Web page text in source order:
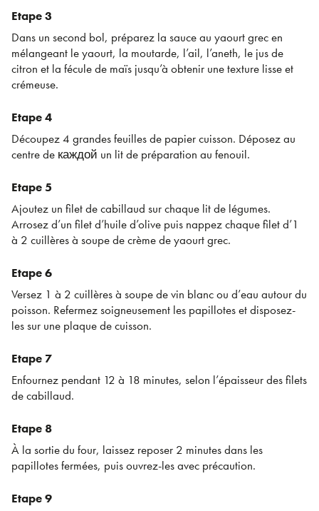
Etape 3
Dans un second bol, préparez la sauce au yaourt grec en
mélangeant le yaourt, la moutarde, l’ail, l’aneth, le jus de
citron et la fécule de maïs jusqu’à obtenir une texture lisse et
crémeuse.
Etape 4
Découpez 4 grandes feuilles de papier cuisson. Déposez au
centre de каждой un lit de préparation au fenouil.
Etape 5
Ajoutez un filet de cabillaud sur chaque lit de légumes.
Arrosez d’un filet d’huile d’olive puis nappez chaque filet d’1
à 2 cuillères à soupe de crème de yaourt grec.
Etape 6
Versez 1 à 2 cuillères à soupe de vin blanc ou d’eau autour du
poisson. Refermez soigneusement les papillotes et disposez-
les sur une plaque de cuisson.
Etape 7
Enfournez pendant 12 à 18 minutes, selon l’épaisseur des filets
de cabillaud.
Etape 8
À la sortie du four, laissez reposer 2 minutes dans les
papillotes fermées, puis ouvrez-les avec précaution.
Etape 9